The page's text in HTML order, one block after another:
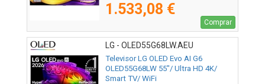
1.533,08 €
Comprar
LG - OLED55G68LW.AEU
Televisor LG OLED Evo AI G6
OLED55G68LW 55"/ Ultra HD 4K/
Smart TV/ WiFi